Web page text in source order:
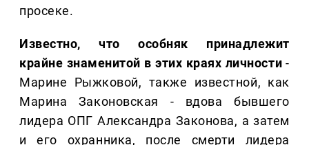
просеке.
Известно, что особняк принадлежит
крайне знаменитой в этих краях личности -
Марине Рыжковой, также известной, как
Марина Законовская - вдова бывшего
лидера ОПГ Александра Законова, а затем
и его охранника, после смерти лидера